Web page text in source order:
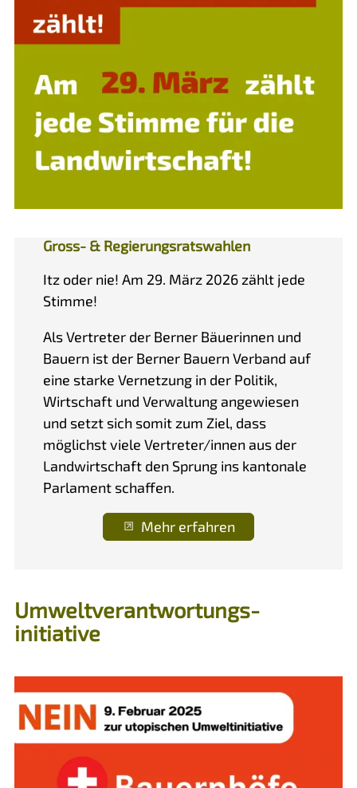
Gross- & Regierungsratswahlen
Itz oder nie! Am 29. März 2026 zählt jede
Stimme!
Als Vertreter der Berner Bäuerinnen und
Bauern ist der Berner Bauern Verband auf
eine starke Vernetzung in der Politik,
Wirtschaft und Verwaltung angewiesen
und setzt sich somit zum Ziel, dass
möglichst viele Vertreter/innen aus der
Landwirtschaft den Sprung ins kantonale
Parlament schaffen.
Mehr erfahren
Umweltverantwortungs-
initiative